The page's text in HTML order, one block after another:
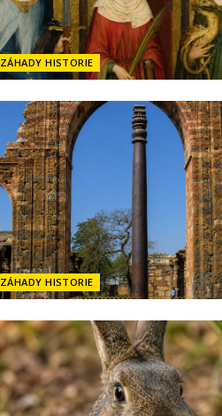
ZÁHADY HISTORIE
ZÁHADY HISTORIE